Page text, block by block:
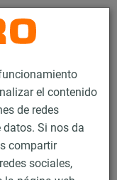
el contenido
de redes
Si nos da
compartir
sociales,